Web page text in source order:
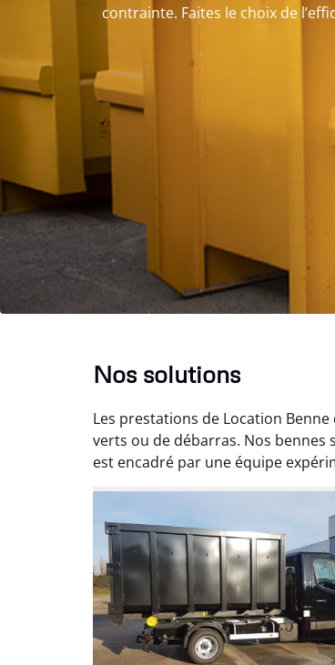
contrainte. Faites le choix de
Nos solutions
Les prestations de Location
verts ou de débarras. Nos bennes
est encadré par une équipe